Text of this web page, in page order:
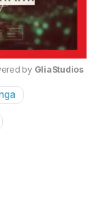
by GliaStudios